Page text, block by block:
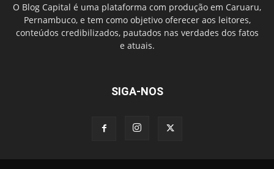
O Blog Capital é uma plataforma com produção em Caruaru,
Pernambuco, e tem como objetivo oferecer aos leitores,
conteúdos credibilizados, pautados nas verdades dos fatos
e atuais.
SIGA-NOS